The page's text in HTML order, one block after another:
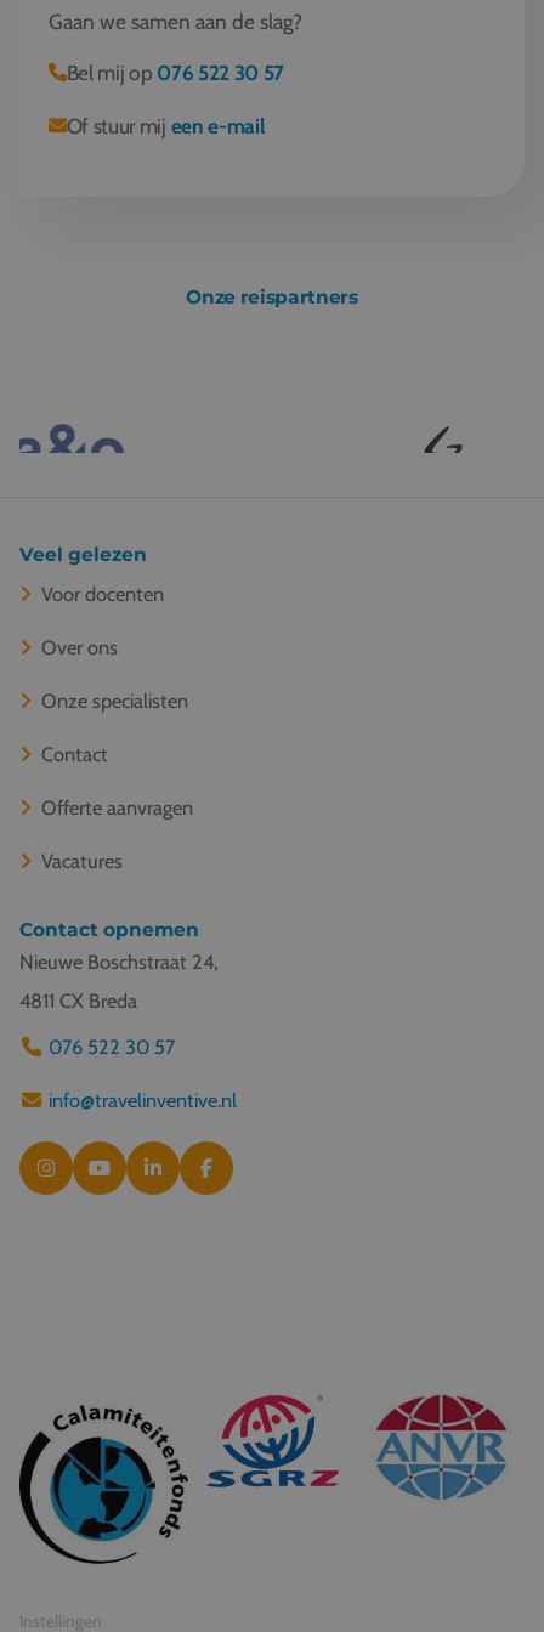
Gaan we samen aan de slag?
Bel mij op 076 522 30 57
Of stuur mij een e-mail
Onze reispartners
Veel gelezen
Voor docenten
Over ons
Onze specialisten
Contact
Offerte aanvragen
Vacatures
Contact opnemen
Nieuwe Boschstraat 24,
4811 CX Breda
076 522 30 57
info@travelinventive.nl
© 2026 Travel Inventive
Algemene voorwaarden
Privacy statement
Instellingen